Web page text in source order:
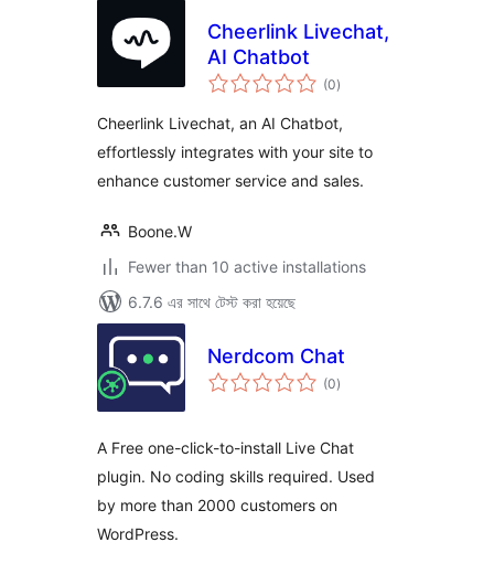
Cheerlink Livechat,
AI Chatbot
(0total
ratings
)
Cheerlink Livechat, an AI Chatbot,
effortlessly integrates with your site to
enhance customer service and sales.
Boone.W
Fewer than 10 active installations
6.7.6 এর সাথে টেস্ট করা হয়েছে
Nerdcom Chat
(0total
ratings
)
A Free one-click-to-install Live Chat
plugin. No coding skills required. Used
by more than 2000 customers on
WordPress.